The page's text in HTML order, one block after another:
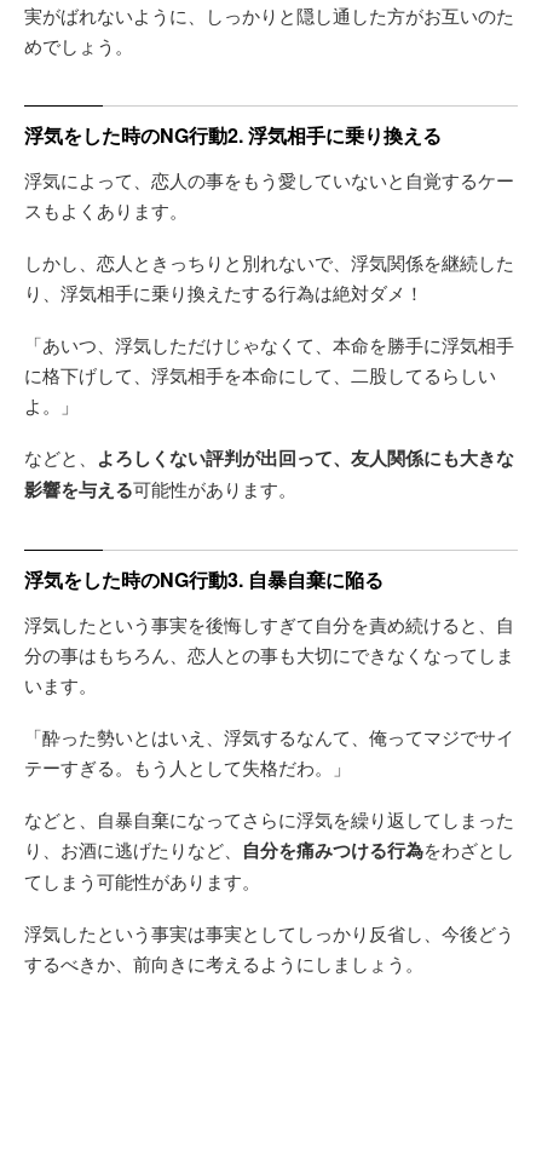
実がばれないように、しっかりと隠し通した方がお互いのた
めでしょう。
浮気をした時のNG行動2. 浮気相手に乗り換える
浮気によって、恋人の事をもう愛していないと自覚するケー
スもよくあります。
しかし、恋人ときっちりと別れないで、浮気関係を継続した
り、浮気相手に乗り換えたする行為は絶対ダメ！
「あいつ、浮気しただけじゃなくて、本命を勝手に浮気相手
に格下げして、浮気相手を本命にして、二股してるらしい
よ。」
などと、 よろしくない評判が出回って、友人関係にも大きな
影響を与える可能性があります。
浮気をした時のNG行動3. 自暴自棄に陥る
浮気したという事実を後悔しすぎて自分を責め続けると、自
分の事はもちろん、恋人との事も大切にできなくなってしま
います。
「酔った勢いとはいえ、浮気するなんて、俺ってマジでサイ
テーすぎる。もう人として失格だわ。」
などと、自暴自棄になってさらに浮気を繰り返してしまった
り、お酒に逃げたりなど、 自分を痛みつける行為をわざとし
てしまう可能性があります。
浮気したという事実は事実としてしっかり反省し、今後どう
するべきか、前向きに考えるようにしましょう。